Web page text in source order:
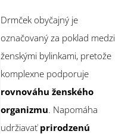
Drmček obyčajný je
označovaný za poklad medzi
ženskými bylinkami, pretože
komplexne podporuje
rovnováhu ženského
organizmu. Napomáha
udržiavať prirodzenú